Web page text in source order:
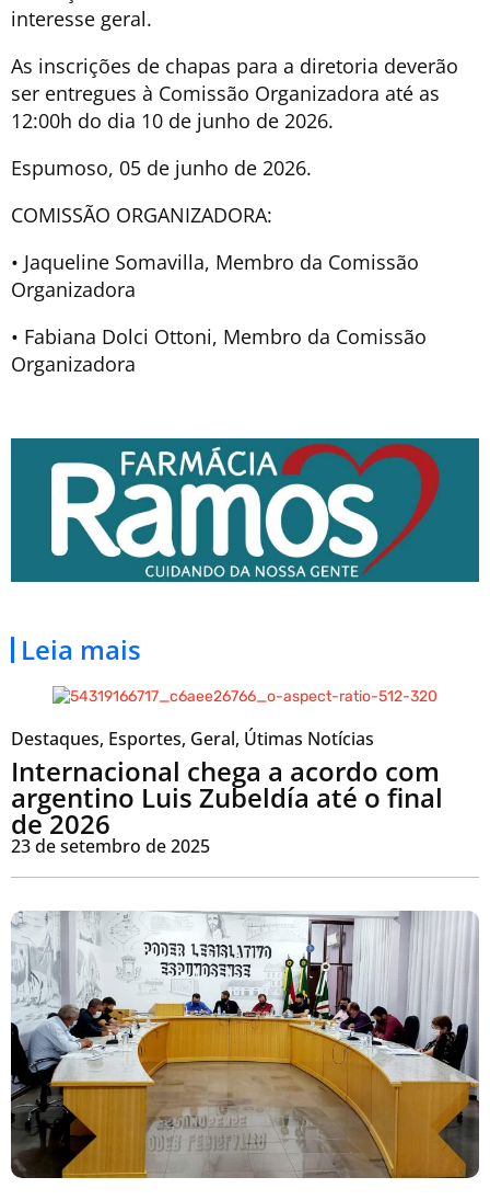
interesse geral.
As inscrições de chapas para a diretoria deverão
ser entregues à Comissão Organizadora até as
12:00h do dia 10 de junho de 2026.
Espumoso, 05 de junho de 2026.
COMISSÃO ORGANIZADORA:
• Jaqueline Somavilla, Membro da Comissão
Organizadora
• Fabiana Dolci Ottoni, Membro da Comissão
Organizadora
Leia mais
Destaques, Esportes, Geral, Útimas Notícias
Internacional chega a acordo com
argentino Luis Zubeldía até o final
de 2026
23 de setembro de 2025